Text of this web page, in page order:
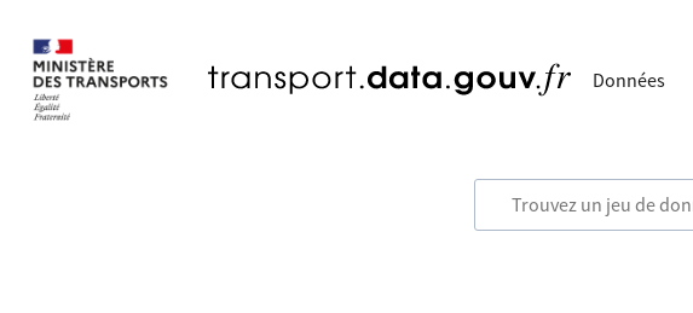
Données